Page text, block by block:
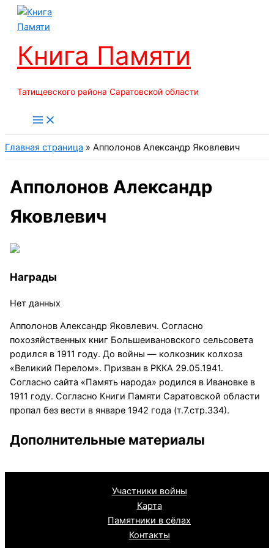
Перейти
Книга Памяти
Татищевского района Саратовской области
Главная страница » Апполонов Александр Яковлевич
Апполонов Александр
Яковлевич
Награды
Нет данных
Апполонов Александр Яковлевич. Согласно
похозяйственных книг Большеивановского сельсовета
родился в 1911 году. До войны — колкозник колхоза
«Великий Перелом». Призван в РККА 29.05.1941.
Согласно сайта «Память народа» родился в Ивановке в
1911 году. Согласно Книги Памяти Саратовской области
пропал без вести в январе 1942 года (т.7.стр.334).
Дополнительные материалы
Участники войны
Карта
Памятники в сёлах
Контакты